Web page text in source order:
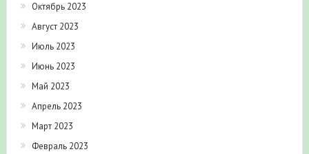
Октябрь 2023
Август 2023
Июль 2023
Июнь 2023
Май 2023
Апрель 2023
Март 2023
Февраль 2023